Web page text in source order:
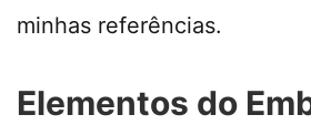
minhas referências.
Elementos do